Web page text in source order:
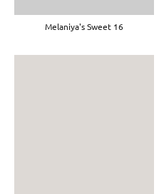
Melaniya's Sweet 16